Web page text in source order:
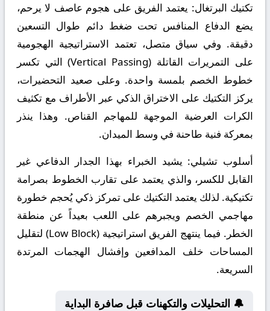
تكتيك البرتغال: يعتمد الفريق على هجوم عاصف لا يرحم،
يضع الدفاع المنافس تحت ضغط دائم طوال التسعين
دقيقة. وفي سياق متصل، تعتمد الاستراتيجية الهجومية
على التمريرات القاتلة (Vertical Passing) التي تكسر
خطوط الخصم بلمسة واحدة. وعلى صعيد التحضيرات،
يركز التكتيك على الاختراق الذكي عبر الأطراف مع تكثيف
الكرات العرضية الموجهة للمهاجم القناص. وهذا ينذر
بمعركة فنية طاحنة في وسط الميدان.
أسلوب تشيلي: يشيد الخبراء بهذا الجدار الدفاعي غير
القابل للكسر، والذي يعتمد على تقارب الخطوط بصرامة
تكتيكية. لذلك يعتمد التكتيك على تمركز ذكي يُحجم خطورة
مهاجمي الخصم ويجبرهم على اللعب بعيداً عن منطقة
الخطر. فيما ينتهج الفريق استراتيجية (Low Block) لتقليل
المساحات خلف المدافعين وإفشال الهجمات المرتدة
السريعة.
🔔 التحليلات والتكهنات قبل صافرة البداية